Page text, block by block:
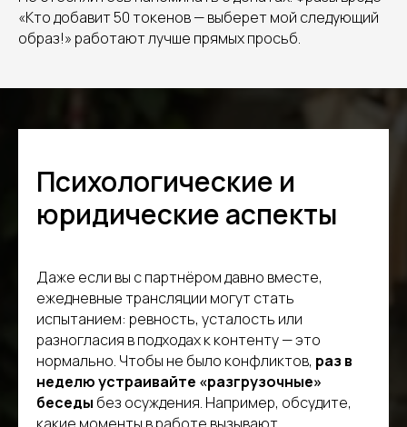
«Кто добавит 50 токенов — выберет мой следующий
образ!» работают лучше прямых просьб.
Психологические и
юридические аспекты
Даже если вы с партнёром давно вместе,
ежедневные трансляции могут стать
испытанием: ревность, усталость или
разногласия в подходах к контенту — это
нормально. Чтобы не было конфликтов, раз в
неделю устраивайте «разгрузочные»
беседы без осуждения. Например, обсудите,